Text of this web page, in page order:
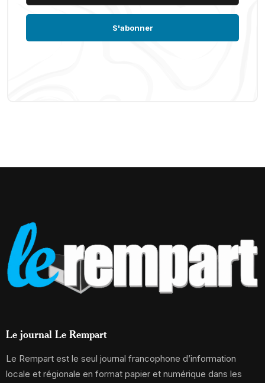
Le journal Le Rempart
Le Rempart est le seul journal francophone d’information
locale et régionale en format papier et numérique dans les